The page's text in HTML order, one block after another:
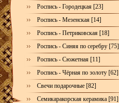
Роспись - Городецкая [23]
Роспись - Мезенская [14]
Роспись - Петриковская [18]
Роспись - Синяя по серебру [75]
Роспись - Сюжетная [11]
Роспись - Чёрная по золоту [62]
Свечи подарочные [82]
Семикаракорская керамика [91]